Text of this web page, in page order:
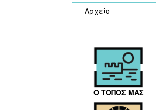
Αρχείο
Ο ΤΟΠΟΣ ΜΑΣ